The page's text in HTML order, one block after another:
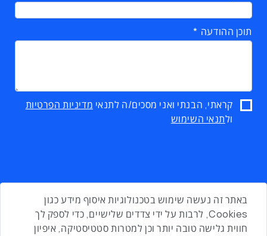
תוכן ההודעה
קראתי, הבנתי ואני מסכים/ה לתנאי מדיניות הפרטיות
ולתנאי השימוש
באתר זה נעשה שימוש בטכנולוגיות איסוף מידע כגון
Cookies, לרבות על ידי צדדים שלישיים, כדי לספק לך
חווית גלישה טובה יותר וכן למטרות סטטיסטיקה, איפיון